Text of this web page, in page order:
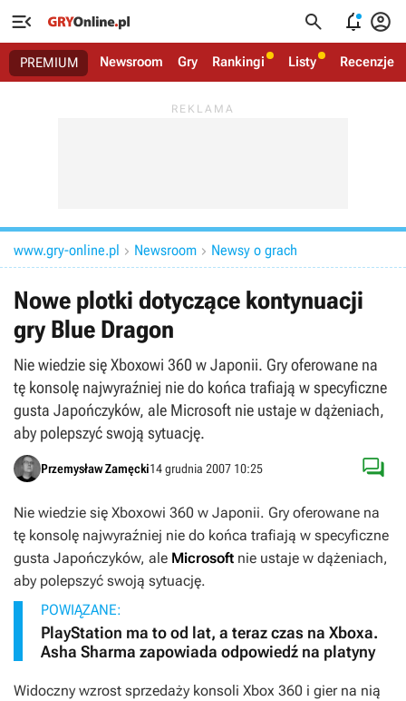
   
PREMIUM Newsroom Gry Rankingi Listy Recenzje
www.gry-online.pl  Newsroom  Newsy o grach
Nowe plotki dotyczące kontynuacji
gry Blue Dragon
Nie wiedzie się Xboxowi 360 w Japonii. Gry oferowane na
tę konsolę najwyraźniej nie do końca trafiają w specyficzne
gusta Japończyków, ale Microsoft nie ustaje w dążeniach,
aby polepszyć swoją sytuację.
Przemysław Zamęcki14 grudnia 2007 10:25 
Nie wiedzie się Xboxowi 360 w Japonii. Gry oferowane na
tę konsolę najwyraźniej nie do końca trafiają w specyficzne
gusta Japończyków, ale Microsoft nie ustaje w dążeniach,
aby polepszyć swoją sytuację.
POWIĄZANE:
PlayStation ma to od lat, a teraz czas na Xboxa.
Asha Sharma zapowiada odpowiedź na platyny
Widoczny wzrost sprzedaży konsoli Xbox 360 i gier na nią